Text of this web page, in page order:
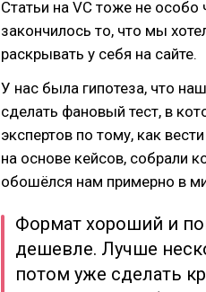
Статьи на VC тоже не особо
закончилось то, что мы
раскрывать у себя на сайте.
У нас была гипотеза, что
сделать фановый тест, в
экспертов по тому, как
на основе кейсов, собрали
обошёлся нам примерно в
Формат хороший и
дешевле. Лучше
потом уже сделать